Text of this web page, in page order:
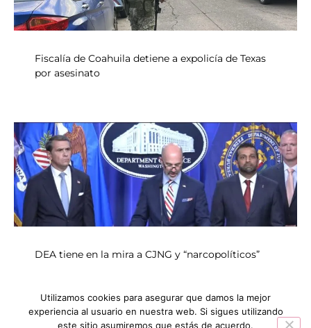
Fiscalía de Coahuila detiene a expolicía de Texas
por asesinato
DEA tiene en la mira a CJNG y “narcopolíticos”
Utilizamos cookies para asegurar que damos la mejor
experiencia al usuario en nuestra web. Si sigues utilizando
este sitio asumiremos que estás de acuerdo.